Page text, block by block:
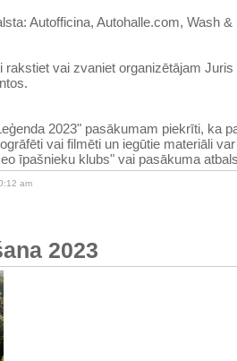
Autofficina, Autohalle.com, Wash
vai zvaniet organizētājam
2023" pasākumam piekrīti, ka
vai filmēti un iegūtie materiāli
īpašnieku klubs" vai pasākuma
am
2023